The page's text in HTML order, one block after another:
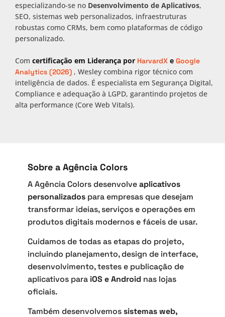
especializando-se no Desenvolvimento de Aplicativos,
SEO, sistemas web personalizados, infraestruturas
robustas como CRMs, bem como plataformas de código
personalizado.
Com certificação em Liderança por HarvardX e Google
Analytics (2026) , Wesley combina rigor técnico com
inteligência de dados. É especialista em Segurança Digital,
Compliance e adequação à LGPD, garantindo projetos de
alta performance (Core Web Vitals).
Sobre a Agência Colors
A Agência Colors desenvolveaplicativos
personalizados para empresas que desejam
transformar ideias, serviços e operações em
produtos digitais modernos e fáceis de usar.
Cuidamos de todas as etapas do projeto,
incluindo planejamento, design de interface,
desenvolvimento, testes e publicação de
aplicativos para iOS e Android nas lojas
oficiais.
Também desenvolvemossistemas web,